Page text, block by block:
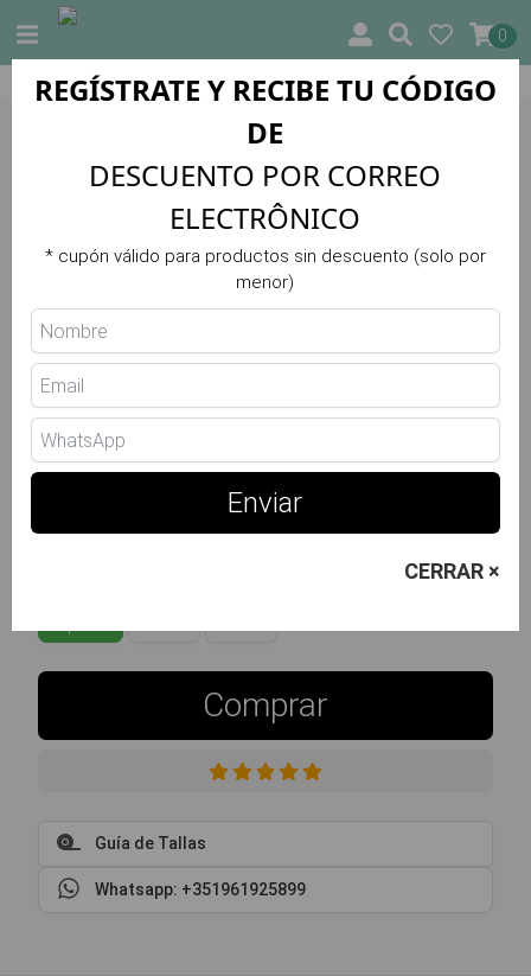
0
10% DE DESCUENTO EN TU PRIMER PEDIDO
Camiseta de tirantes Regina UV
42.00 €
Elige el Color
Verde
Comprar
Guía de Tallas
Whatsapp: +351961925899
REGÍSTRATE Y RECIBE TU CÓDIGO
DE
DESCUENTO POR CORREO
ELECTRÔNICO
* cupón válido para productos sin descuento (solo por
menor)
Enviar
CERRAR ×